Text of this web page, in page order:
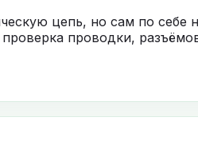
цепь, но сам по себе
проводки,